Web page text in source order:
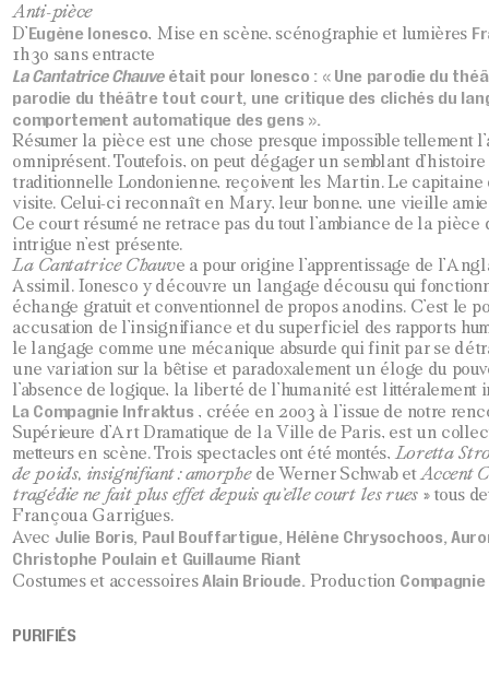
Anti-pièce
D’Eugène Ionesco, Mise en scène, scénographie et lumières
1h30 sans entracte
La Cantatrice Chauveétait pour Ionesco : « Une parodie du
parodie du théâtre tout court, une critique des clichés du
comportement automatique des gens ».
Résumer la pièce est une chose presque impossible tellement
omniprésent. Toutefois, on peut dégager un semblant
traditionnelle Londonienne, reçoivent les Martin. Le capitaine
visite. Celui-ci reconnaît en Mary, leur bonne, une vieille
Ce court résumé ne retrace pas du tout l’ambiance de la
intrigue n’est présente.
La Cantatrice Chauve a pour origine l’apprentissage de
Assimil. Ionesco y découvre un langage décousu qui
échange gratuit et conventionnel de propos anodins. C’est le
accusation de l’insignifiance et du superficiel des rapports
le langage comme une mécanique absurde qui finit par se
une variation sur la bêtise et paradoxalement un éloge du
l’absence de logique, la liberté de l’humanité est littéralement
La Compagnie Infraktus , créée en 2003 à l’issue de notre
Supérieure d’Art Dramatique de la Ville de Paris, est un
metteurs en scène. Trois spectacles ont été montés, Loretta
de poids, insignifiant : amorphe de Werner Schwab etAccent
tragédie ne fait plus effet depuis qu’elle court les rues » tous
Françoua Garrigues.
Avec Julie Boris, Paul Bouffartigue, Hélène Chrysochoos,
Christophe Poulain et Guillaume Riant
Costumes et accessoiresAlain Brioude. Production
PURIFIÉS